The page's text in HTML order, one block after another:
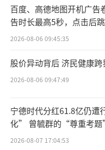
敷尔佳科技股份有
立。回溯当时的发
佳凭借着在医用敷
年跃升为美妆行业头
根据公开资料
器械类敷料以及面
化妆品。尤其是其
也被称为“医美面
百度、高德地图开机广告
告时长最高5秒，点击后
2026-08-06 09:45:35
股价异动背后 济民健康
2026-08-06 09:47:49
宁德时代分红61.8亿仍
化” 曾毓群的“尊重考题
2026-08-07 17:04:53